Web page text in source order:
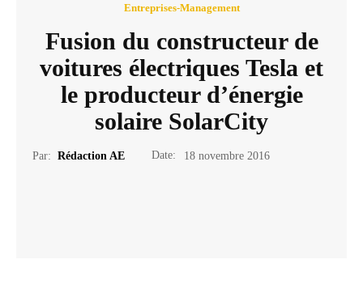
Entreprises-Management
Fusion du constructeur de
voitures électriques Tesla et
le producteur d’énergie
solaire SolarCity
Par: Rédaction AE Date: 18 novembre 2016